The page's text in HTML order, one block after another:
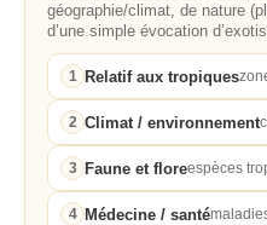
géographie/climat, de nature
d’une simple évocation
1 Relatif aux tropiques
2 Climat / environnement
3 Faune et floreespèces
4 Médecine / santé